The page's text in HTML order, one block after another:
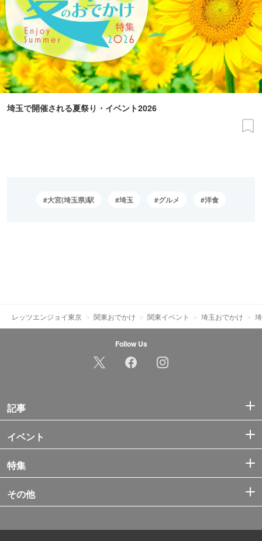
埼玉で開催される夏祭り・イベント2026
大宮(埼玉県)駅 埼玉 グルメ 洋食
レッツエンジョイ東京 関東おでかけ 関東イベント 埼玉おでかけ
Follow Us
記事
イベント
特集
その他